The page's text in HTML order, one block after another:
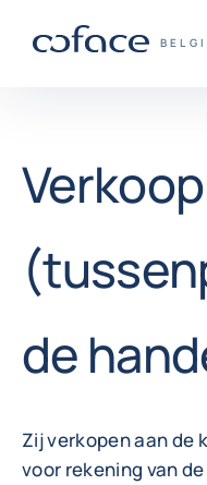
Terug naar startpagina
de
Zij verkopen aan de
voor rekening van